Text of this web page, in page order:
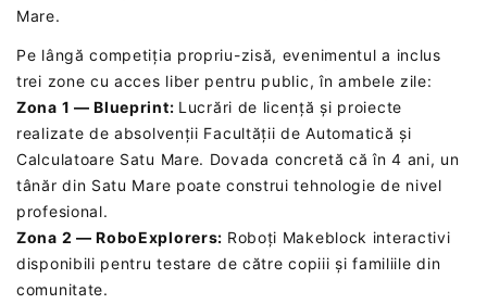
Mare.
Pe lângă competiția propriu-zisă, evenimentul a inclus
trei zone cu acces liber pentru public, în ambele zile:
Zona 1 — Blueprint: Lucrări de licență și proiecte
realizate de absolvenții Facultății de Automatică și
Calculatoare Satu Mare. Dovada concretă că în 4 ani, un
tânăr din Satu Mare poate construi tehnologie de nivel
profesional.
Zona 2 — RoboExplorers: Roboți Makeblock interactivi
disponibili pentru testare de către copiii și familiile din
comunitate.